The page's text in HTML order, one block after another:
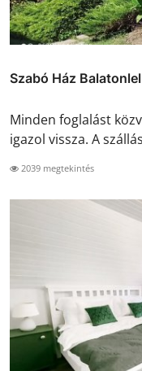
Szabó Ház
Minden foglalást
igazol vissza. A
2039 megtekintés